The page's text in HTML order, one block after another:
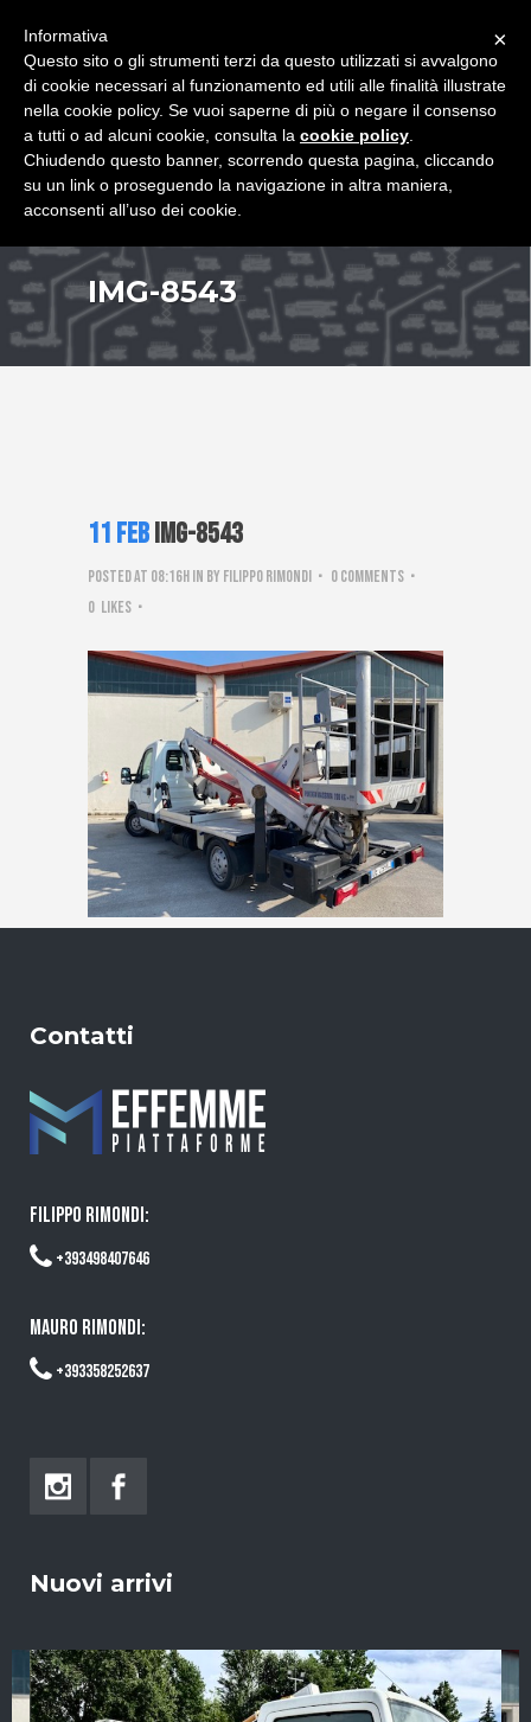
IMG-8543
11 FebIMG-8543
Posted at 08:16hin by Filippo Rimondi
0 Comments
0 Likes
Contatti
FILIPPO RIMONDI:
+393498407646
MAURO RIMONDI:
+393358252637
Nuovi arrivi
×
Informativa
Questo sito o gli strumenti terzi da questo utilizzati si avvalgono
di cookie necessari al funzionamento ed utili alle finalità illustrate
nella cookie policy. Se vuoi saperne di più o negare il consenso
a tutti o ad alcuni cookie, consulta la cookie policy
Chiudendo questo banner, scorrendo questa pagina, cliccando
su un link o proseguendo la navigazione in altra maniera,
acconsenti all’uso dei cookie.